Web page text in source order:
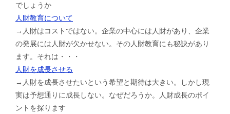
でしょうか
人財教育について
→人財はコストではない。企業の中心には人財があり、企業
の発展には人財が欠かせない。その人財教育にも秘訣があり
ます。それは・・・
人財を成長させる
→人財を成長させたいという希望と期待は大きい。しかし現
実は予想通りに成長しない。なぜだろうか。人財成長のポイ
ントを探ります